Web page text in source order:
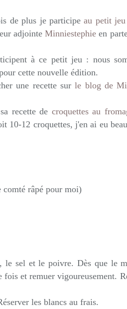
de plus je participeau petit
adjointeMinniestephie en
à ce petit jeu : nous
cette nouvelle édition.
une recette surle blog de
recette de croquettes au
10-12 croquettes, j'en ai eu
comté râpé pour moi)
sel et le poivre. Dès que le
et remuer vigoureusement.
les blancs au frais.